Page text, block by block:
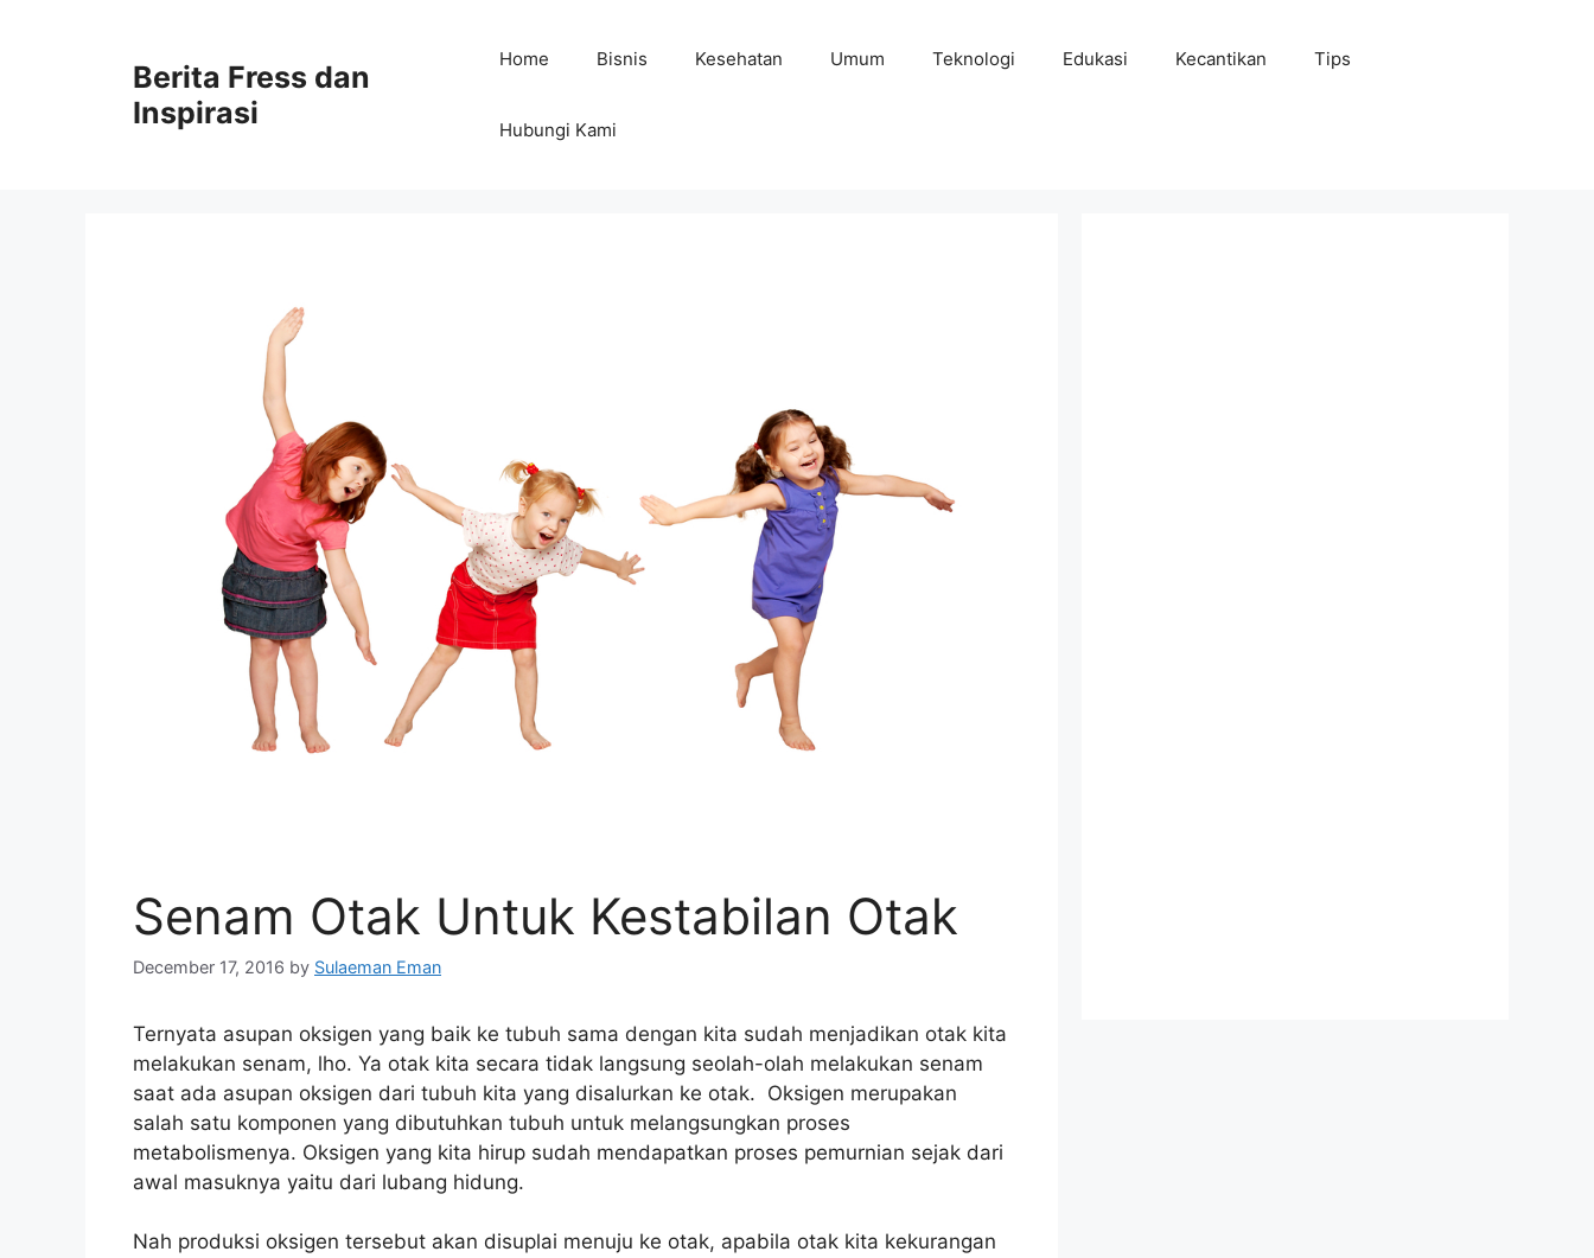
Berita Fress dan
Inspirasi
Home Bisnis Kesehatan Umum Teknologi Edukasi Kecantikan Tips
Hubungi Kami
Senam Otak Untuk Kestabilan Otak
December 17, 2016 by Sulaeman Eman
Ternyata asupan oksigen yang baik ke tubuh sama dengan kita sudah menjadikan otak kita
melakukan senam, lho. Ya otak kita secara tidak langsung seolah-olah melakukan senam
saat ada asupan oksigen dari tubuh kita yang disalurkan ke otak. Oksigen merupakan
salah satu komponen yang dibutuhkan tubuh untuk melangsungkan proses
metabolismenya. Oksigen yang kita hirup sudah mendapatkan proses pemurnian sejak dari
awal masuknya yaitu dari lubang hidung.
Nah produksi oksigen tersebut akan disuplai menuju ke otak, apabila otak kita kekurangan